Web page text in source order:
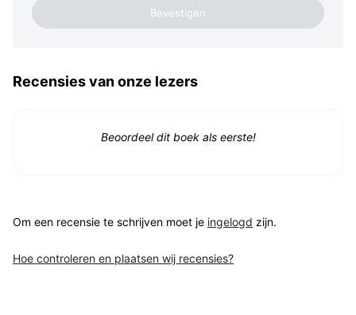
Recensies van onze lezers
Beoordeel dit boek als eerste!
Om een recensie te schrijven moet je ingelogd zijn.
Hoe controleren en plaatsen wij recensies?